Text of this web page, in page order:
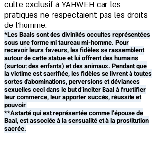
culte exclusif à YAHWEH car les
pratiques ne respectaient pas les droits
de l'homme.
*Les Baals sont des divinités occultes représentées
sous une forme mi taureau mi-homme. Pour
recevoir leurs faveurs, les fidèles se rassemblent
autour de cette statue et lui offrent des humains
(surtout des enfants) et des animaux. Pendant que
la victime est sacrifiée, les fidèles se livrent à toutes
sortes d'abominations, perversions et déviances
sexuelles ceci dans le but d’inciter Baal à fructifier
leur commerce, leur apporter succès, réussite et
pouvoir.
**Astarté qui est représentée comme l’épouse de
Baal, est associée à la sensualité et à la prostitution
sacrée.